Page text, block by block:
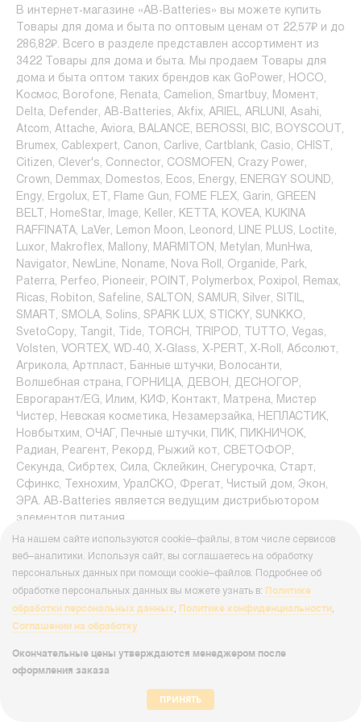
В интернет-магазине «AB-Batteries» вы можете купить
Товары для дома и быта по оптовым ценам от 22,57₽ и до
286,82₽. Всего в разделе представлен ассортимент из
3422 Товары для дома и быта. Мы продаем Товары для
дома и быта оптом таких брендов как GoPower, HOCO,
Космос, Borofone, Renata, Camelion, Smartbuy, Момент,
Delta, Defender, AB-Batteries, Akfix, ARIEL, ARLUNI, Asahi,
Atcom, Attache, Aviora, BALANCE, BEROSSI, BIC, BOYSCOUT,
Brumex, Cablexpert, Canon, Carlive, Cartblank, Casio, CHIST,
Citizen, Clever's, Connector, COSMOFEN, Crazy Power,
Crown, Demmax, Domestos, Ecos, Energy, ENERGY SOUND,
Engy, Ergolux, ET, Flame Gun, FOME FLEX, Garin, GREEN
BELT, HomeStar, Image, Keller, KETTA, KOVEA, KUKINA
RAFFINATA, LaVer, Lemon Moon, Leonord, LINE PLUS, Loctite,
Luxor, Makroflex, Mallony, MARMITON, Metylan, MunHwa,
Navigator, NewLine, Noname, Nova Roll, Organide, Park,
Paterra, Perfeo, Pioneeir, POINT, Polymerbox, Poxipol, Remax,
Ricas, Robiton, Safeline, SALTON, SAMUR, Silver, SITIL,
SMART, SMOLA, Solins, SPARK LUX, STICKY, SUNKKO,
SvetoCopy, Tangit, Tide, TORCH, TRIPOD, TUTTO, Vegas,
Volsten, VORTEX, WD-40, X-Glass, X-PERT, X-Roll, Абсолют,
Агрикола, Артпласт, Банные штучки, Волосанти,
Волшебная страна, ГОРНИЦА, ДЕВОН, ДЕСНОГОР,
Еврогарант/EG, Илим, КИФ, Контакт, Матрена, Мистер
Чистер, Невская косметика, Незамерзайка, НЕПЛАСТИК,
Новбытхим, ОЧАГ, Печные штучки, ПИК, ПИКНИЧОК,
Радиан, Реагент, Рекорд, Рыжий кот, СВЕТОФОР,
Секунда, Сибртех, Сила, Склейкин, Снегурочка, Старт,
Сфинкс, Технохим, УралСКО, Фрегат, Чистый дом, Экон,
ЭРА. AB-Batteries является ведущим дистрибьютором
элементов питания.
Доставка товаров осуществляется по всей России
ведущими транспортными компаниями. Бесплатный
самовывоз из пунктов выдачи AB-Batteries в Москве и
Санкт-Петербурге. Подробнее в разделе " Доставка и
оплата".
безналичным способом (картой курьеру, на счет юр.лица с
НДС или без НДС). Чтобы стать нашим оптовым
партнером, можете оставить заявку в разделе
На нашем сайте используются cookie–файлы, в том числе сервисов
веб–аналитики. Используя сайт, вы соглашаетесь на обработку
персональных данных при помощи cookie–файлов. Подробнее об
обработке персональных данных вы можете узнать в: Политике
обработки персональных данных, Политике конфиденциальности,
Соглашении на обработку
Окончательные цены утверждаются менеджером после
оформления заказа
ПРИНЯТЬ